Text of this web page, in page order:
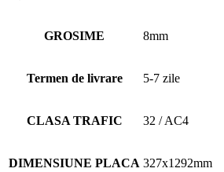
GROSIME 8mm
Termen de livrare 5-7 zile
CLASA TRAFIC 32 / AC4
DIMENSIUNE PLACA 327x1292mm